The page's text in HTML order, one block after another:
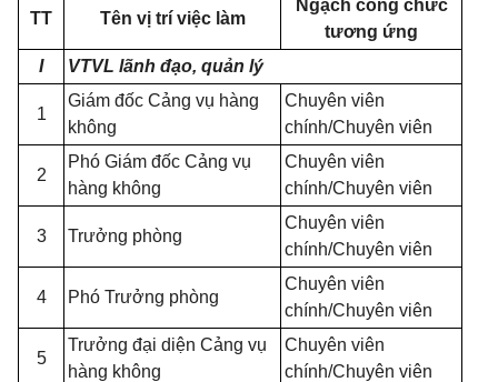
TT Tên vị trí việc làm
Ngạch công chức
tương ứng
I
VTVL lãnh đạo, quản lý
1
Giám đốc Cảng vụ hàng
không
Chuyên viên
chính/Chuyên viên
2
Phó Giám đốc Cảng vụ
hàng không
Chuyên viên
chính/Chuyên viên
3 Trưởng phòng
Chuyên viên
chính/Chuyên viên
4 Phó Trưởng phòng
Chuyên viên
chính/Chuyên viên
5
Trưởng đại diện Cảng vụ
hàng không
Chuyên viên
chính/Chuyên viên